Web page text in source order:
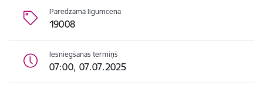
Paredzamā līgumcena
19008
Iesniegšanas termiņš
07:00, 07.07.2025